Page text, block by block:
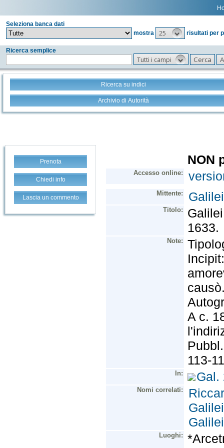
Seleziona banca dati
mostra
25 risultati per
Ricerca semplice
Tutti i campi
Ricerca su indici
Archivio di Autorità
Prenota
Chiedi info
Lascia un commento